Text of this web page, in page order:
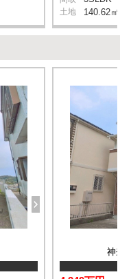
土地 140.62㎡
神